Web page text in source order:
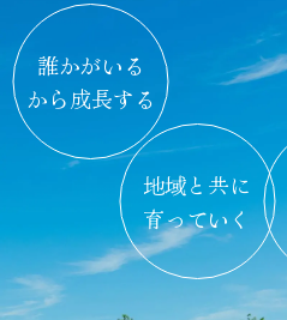
誰かがいる
から成長する
地域と共に
育っていく